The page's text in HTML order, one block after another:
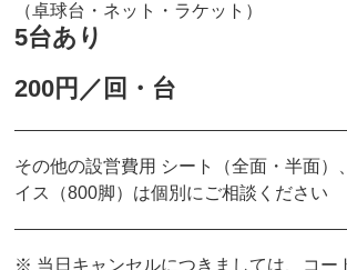
（卓球台・ネット・ラケット）
5台あり
200円／回・台
その他の設営費用 シート（全面・半面）
イス（800脚）は個別にご相談ください
※ 当日キャンセルにつきましては、コー